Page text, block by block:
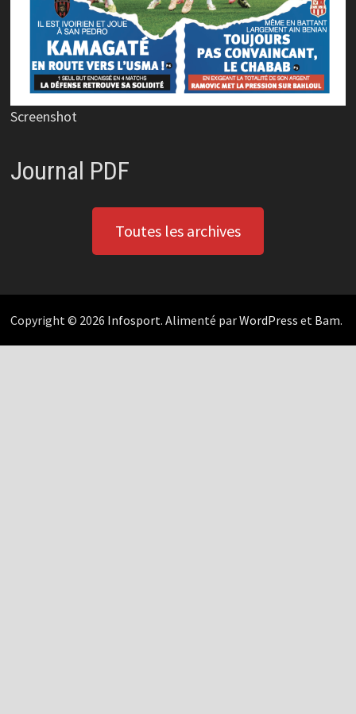
Screenshot
Journal PDF
Toutes les archives
Copyright © 2026 Infosport. Alimenté parWordPress et Bam.